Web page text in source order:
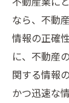
なら、不動
情報の正確
に、不動産
関する情報
かつ迅速な